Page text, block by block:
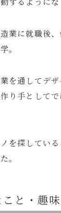
業に就職後
。
を通してデ
り手として
を探してい
。
と・趣味